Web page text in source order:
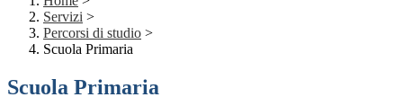
Servizi >
Percorsi di studio >
Scuola Primaria
Scuola Primaria